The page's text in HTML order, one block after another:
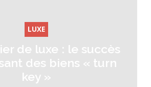
LUXE
de luxe : le succès
des biens « turn
key »